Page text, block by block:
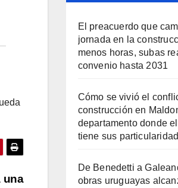
una
El preacuerdo que
jornada en la
menos horas, subas
convenio hasta 2031
Cómo se vivió el
construcción en
departamento donde
tiene sus
De Benedetti a
obras uruguayas